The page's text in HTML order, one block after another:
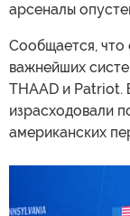
арсеналы
Сообщается, что
важнейших
THAAD и
израсходовали
американских